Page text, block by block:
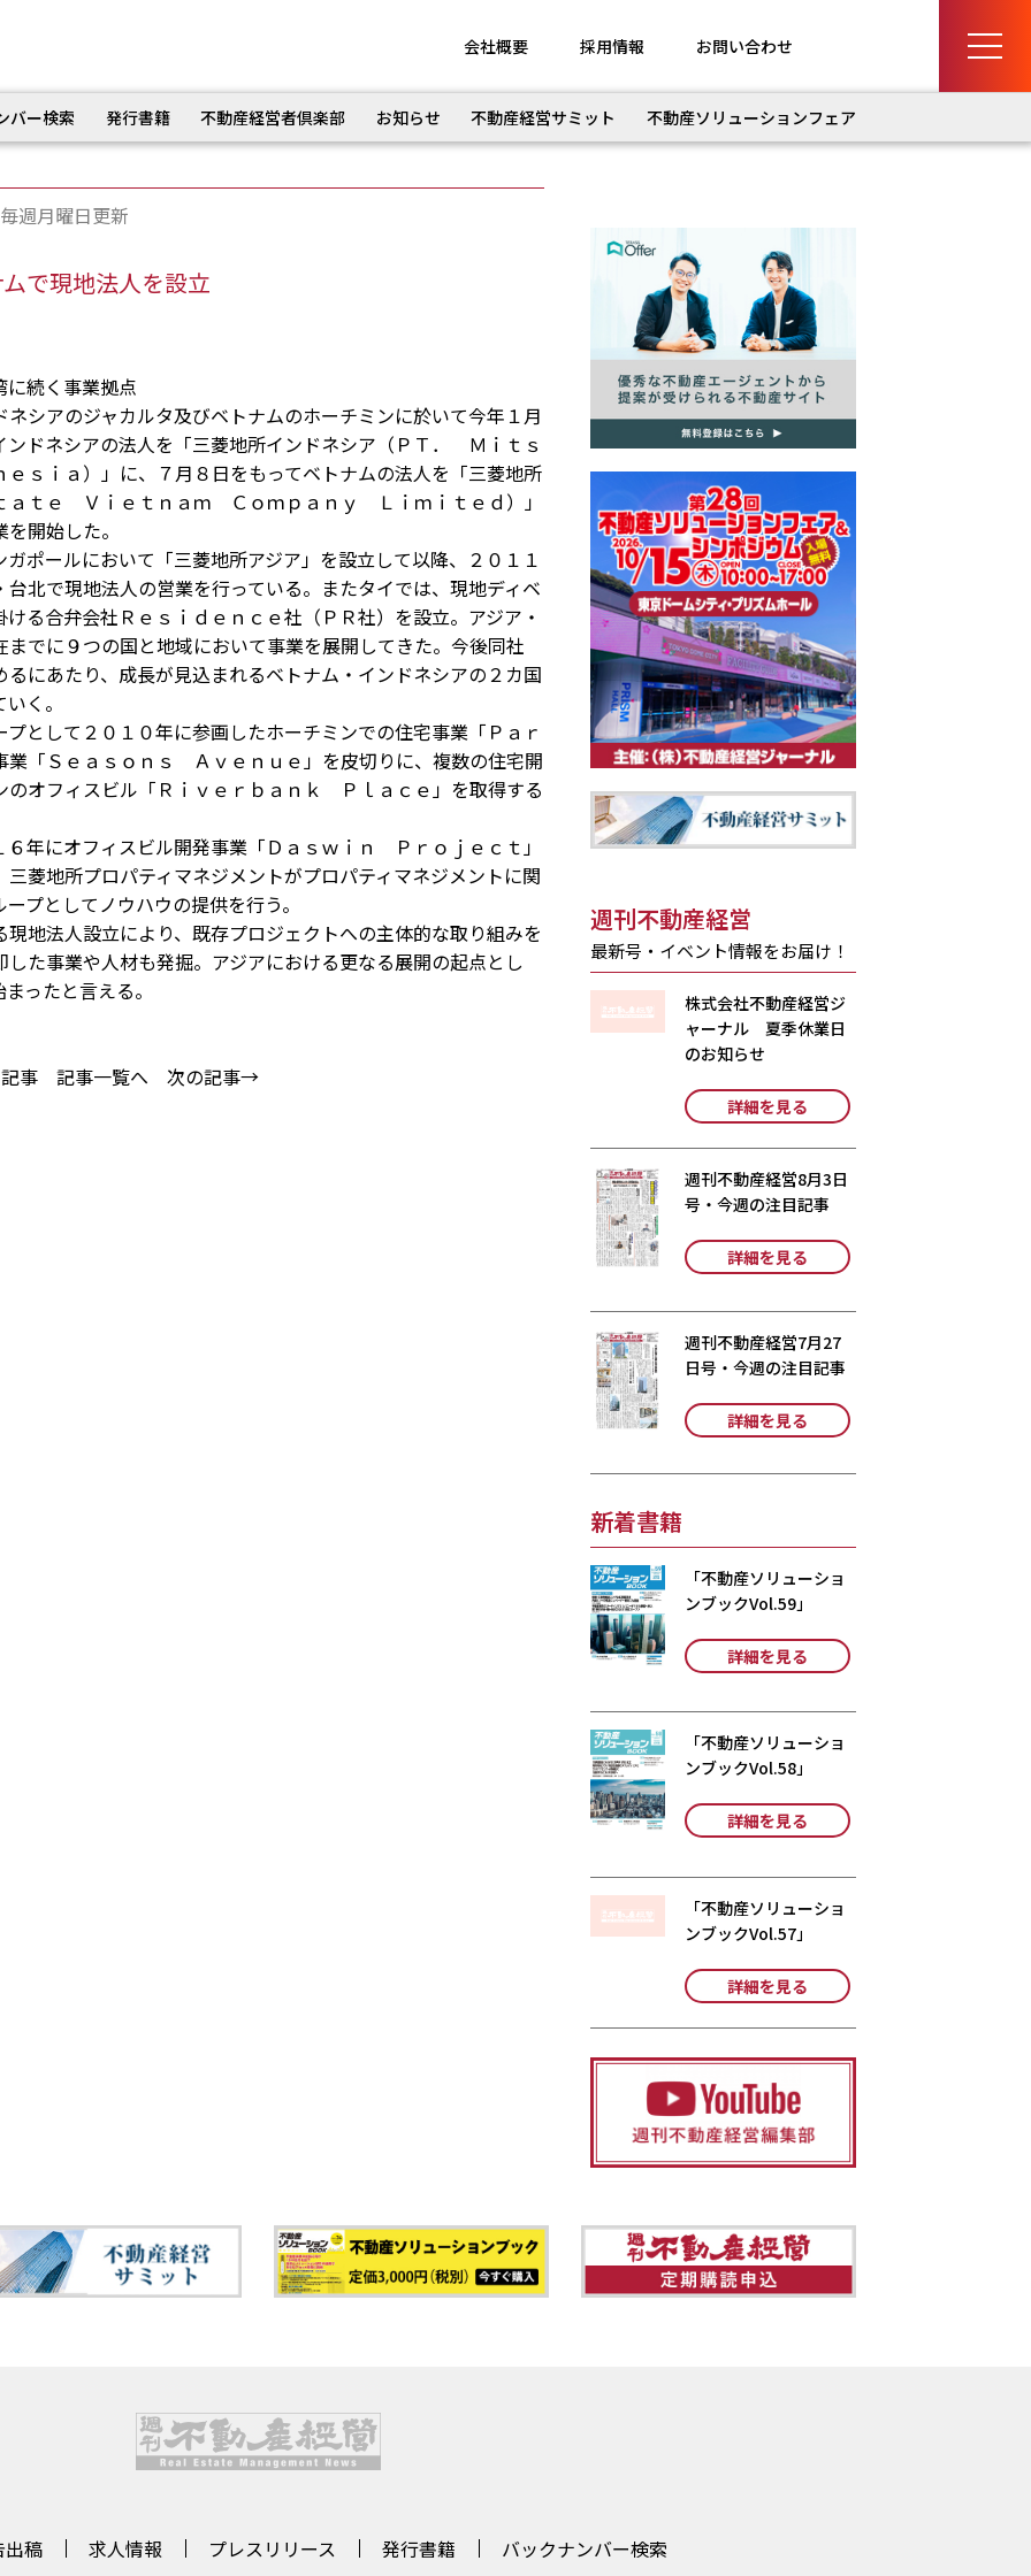
会社概要 採用情報 お問い合わせ
バー検索 発行書籍 不動産経営者倶楽部 お知らせ 不動産経営サミット 不動産ソリューションフェア
毎週月曜日更新
で現地法人を設立
続く事業拠点
シアのジャカルタ及びベトナムのホーチミンに於いて今年１月
ドネシアの法人を「三菱地所インドネシア（ＰＴ． Ｍｉｔｓ
ｉａ）」に、７月８日をもってベトナムの法人を「三菱地所
ｔｅ Ｖｉｅｔｎａｍ Ｃｏｍｐａｎｙ Ｌｉｍｉｔｅｄ）」
開始した。
ポールにおいて「三菱地所アジア」を設立して以降、２０１１
北で現地法人の営業を行っている。またタイでは、現地ディベ
る合弁会社Ｒｅｓｉｄｅｎｃｅ社（ＰＲ社）を設立。アジア・
でに９つの国と地域において事業を展開してきた。今後同社
にあたり、成長が見込まれるベトナム・インドネシアの２カ国
く。
として２０１０年に参画したホーチミンでの住宅事業「Ｐａｒ
「Ｓｅａｓｏｎｓ Ａｖｅｎｕｅ」を皮切りに、複数の住宅開
のオフィスビル「Ｒｉｖｅｒｂａｎｋ Ｐｌａｃｅ」を取得する
年にオフィスビル開発事業「Ｄａｓｗｉｎ Ｐｒｏｊｅｃｔ」
菱地所プロパティマネジメントがプロパティマネジメントに関
プとしてノウハウの提供を行う。
地法人設立により、既存プロジェクトへの主体的な取り組みを
た事業や人材も発掘。アジアにおける更なる展開の起点とし
ったと言える。
事 記事一覧へ 次の記事→
週刊不動産経営
最新号・イベント情報をお届け！
株式会社不動産経営ジ
ャーナル 夏季休業日
のお知らせ
詳細を見る
週刊不動産経営8月3日
号・今週の注目記事
詳細を見る
週刊不動産経営7月27
日号・今週の注目記事
詳細を見る
新着書籍
「不動産ソリューショ
ンブックVol.59」
詳細を見る
「不動産ソリューショ
ンブックVol.58」
詳細を見る
「不動産ソリューショ
ンブックVol.57」
詳細を見る
稿 求人情報 プレスリリース 発行書籍 バックナンバー検索